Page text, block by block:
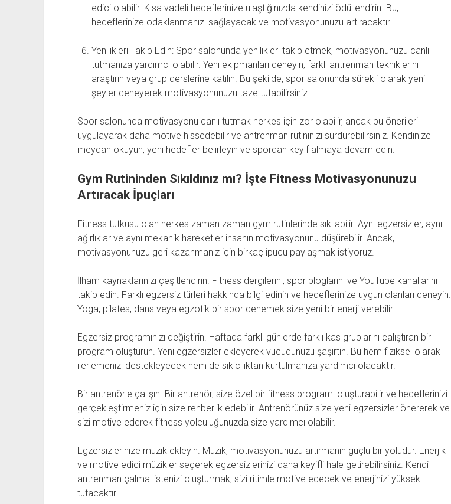
edici olabilir. Kısa vadeli hedeflerinize ulaştığınızda kendinizi ödüllendirin. Bu,
hedeflerinize odaklanmanızı sağlayacak ve motivasyonunuzu artıracaktır.
Yenilikleri Takip Edin: Spor salonunda yenilikleri takip etmek, motivasyonunuzu canlı
tutmanıza yardımcı olabilir. Yeni ekipmanları deneyin, farklı antrenman tekniklerini
araştırın veya grup derslerine katılın. Bu şekilde, spor salonunda sürekli olarak yeni
şeyler deneyerek motivasyonunuzu taze tutabilirsiniz.
Spor salonunda motivasyonu canlı tutmak herkes için zor olabilir, ancak bu önerileri
uygulayarak daha motive hissedebilir ve antrenman rutininizi sürdürebilirsiniz. Kendinize
meydan okuyun, yeni hedefler belirleyin ve spordan keyif almaya devam edin.
Gym Rutininden Sıkıldınız mı? İşte Fitness Motivasyonunuzu
Artıracak İpuçları
Fitness tutkusu olan herkes zaman zaman gym rutinlerinde sıkılabilir. Aynı egzersizler, aynı
ağırlıklar ve aynı mekanik hareketler insanın motivasyonunu düşürebilir. Ancak,
motivasyonunuzu geri kazanmanız için birkaç ipucu paylaşmak istiyoruz.
İlham kaynaklarınızı çeşitlendirin. Fitness dergilerini, spor bloglarını ve YouTube kanallarını
takip edin. Farklı egzersiz türleri hakkında bilgi edinin ve hedeflerinize uygun olanları deneyin.
Yoga, pilates, dans veya egzotik bir spor denemek size yeni bir enerji verebilir.
Egzersiz programınızı değiştirin. Haftada farklı günlerde farklı kas gruplarını çalıştıran bir
program oluşturun. Yeni egzersizler ekleyerek vücudunuzu şaşırtın. Bu hem fiziksel olarak
ilerlemenizi destekleyecek hem de sıkıcılıktan kurtulmanıza yardımcı olacaktır.
Bir antrenörle çalışın. Bir antrenör, size özel bir fitness programı oluşturabilir ve hedeflerinizi
gerçekleştirmeniz için size rehberlik edebilir. Antrenörünüz size yeni egzersizler önererek ve
sizi motive ederek fitness yolculuğunuzda size yardımcı olabilir.
Egzersizlerinize müzik ekleyin. Müzik, motivasyonunuzu artırmanın güçlü bir yoludur. Enerjik
ve motive edici müzikler seçerek egzersizlerinizi daha keyifli hale getirebilirsiniz. Kendi
antrenman çalma listenizi oluşturmak, sizi ritimle motive edecek ve enerjinizi yüksek
tutacaktır.